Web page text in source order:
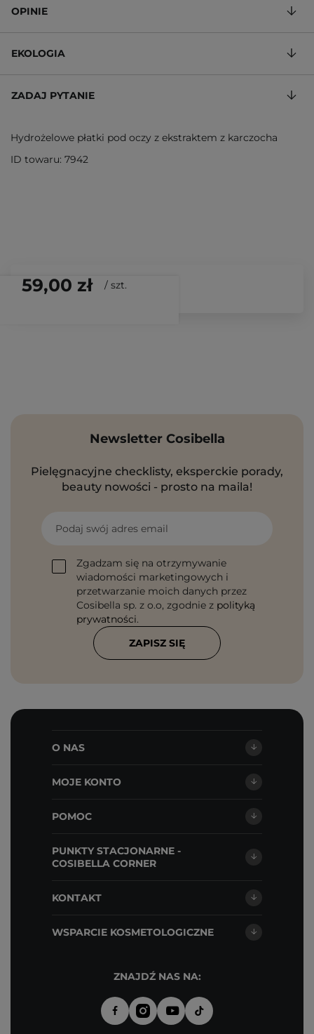
59,00 zł / szt.
OPINIE
EKOLOGIA
ZADAJ PYTANIE
Hydrożelowe płatki pod oczy z ekstraktem z karczocha
ID towaru: 7942
Newsletter Cosibella
Pielęgnacyjne checklisty, eksperckie porady,
beauty nowości - prosto na maila!
Podaj swój adres email
Zgadzam się na otrzymywanie
wiadomości marketingowych i
przetwarzanie moich danych przez
Cosibella sp. z o.o, zgodnie z polityką
prywatności.
ZAPISZ SIĘ
O NAS
MOJE KONTO
POMOC
PUNKTY STACJONARNE -
COSIBELLA CORNER
KONTAKT
WSPARCIE KOSMETOLOGICZNE
ZNAJDŹ NAS NA: